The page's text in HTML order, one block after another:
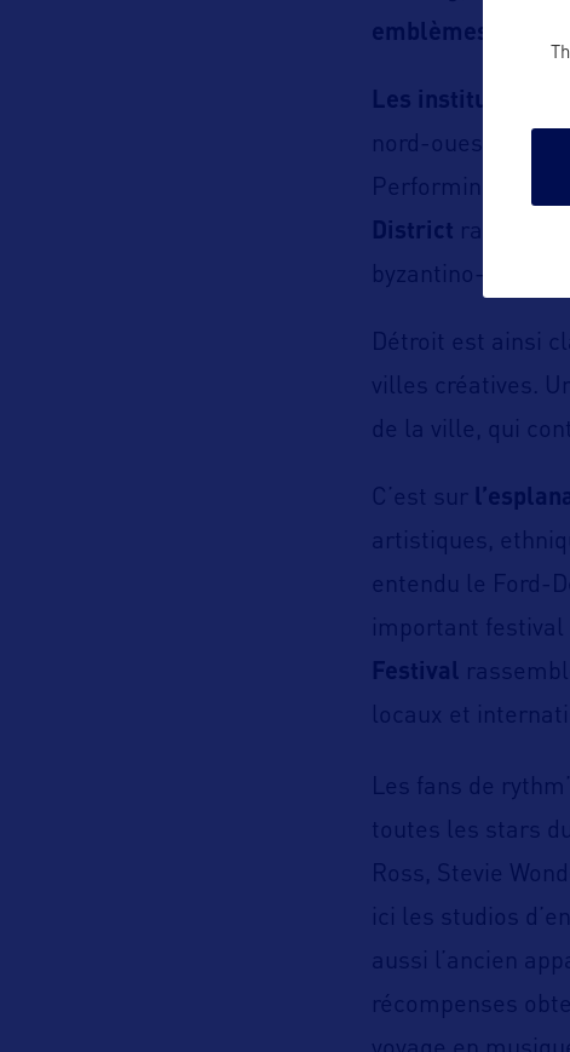
emblèmes de
Les institutions
nord-ouest du
Performing Arts,
District
byzantino-
Détroit est ainsi
villes créatives.
de la ville, qui
C’est sur
artistiques,
entendu le Ford-
important festival
Festival
locaux et
Les fans de
toutes les stars
Ross, Stevie
ici les studios
aussi l’ancien
récompenses